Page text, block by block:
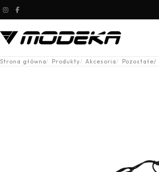
Strona główna Produkty Akcesoria Pozostałe